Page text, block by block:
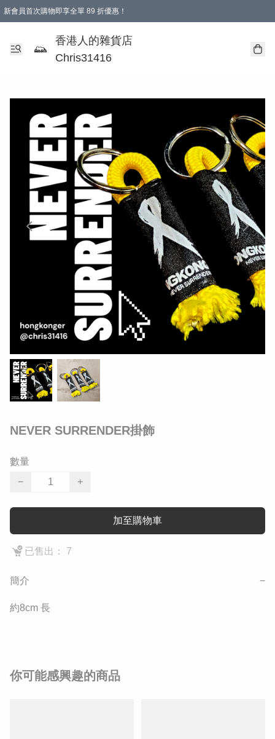
新會員首次購物即享全單 89 折優惠！
購物滿 HKD 499.00即享免運費優惠！（適用於 本地送貨、本地取貨 )
【滿 $300 專屬驚喜：無聲信物（最後一批）】
香港人的雜貨店
Chris31416
NEVER SURRENDER掛飾
數量
−
+
加至購物車
已售出： 7
簡介 −
約8cm 長
你可能感興趣的商品